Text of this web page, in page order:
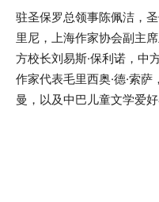
驻圣保罗总领事陈佩洁，
里尼，上海作家协会副主
方校长刘易斯·保利诺，中
作家代表毛里西奥·德·索
曼，以及中巴儿童文学爱